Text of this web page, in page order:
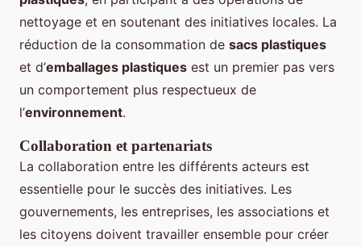
nettoyage et en soutenant des initiatives locales. La
réduction de la consommation de sacs plastiques
et d’emballages plastiques est un premier pas vers
un comportement plus respectueux de
l’environnement.
Collaboration et partenariats
La collaboration entre les différents acteurs est
essentielle pour le succès des initiatives. Les
gouvernements, les entreprises, les associations et
les citoyens doivent travailler ensemble pour créer